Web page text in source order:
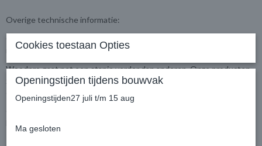
Overige technische informatie:
met ons op. Wij helpen u graag verder!
Woodpro gaat net een stapje verder dan anderen. Onze producten
zijn standaard zeer compleet uitgerust, zoals u kunt zien bij ‘Kies
Cookies toestaan Opties
Openingstijden tijdens bouwvak
Openingstijden27 juli t/m 15 aug
Ma gesloten